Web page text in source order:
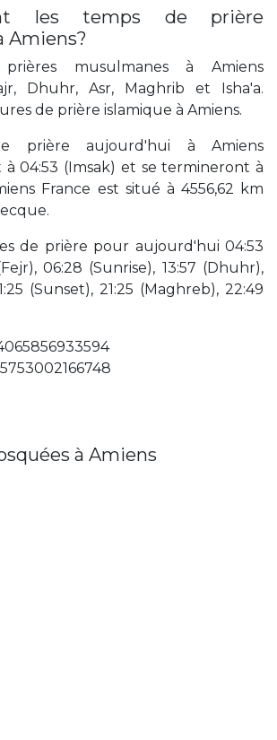
les temps de prière
Amiens?
musulmanes à Amiens
Dhuhr, Asr, Maghrib et Isha'a.
de prière islamique à Amiens.
prière aujourd'hui à Amiens
04:53 (Imsak) et se termineront à
France est situé à 4556,62 km
de prière pour aujourd'hui 04:53
06:28 (Sunrise), 13:57 (Dhuhr),
(Sunset), 21:25 (Maghreb), 22:49
à Amiens